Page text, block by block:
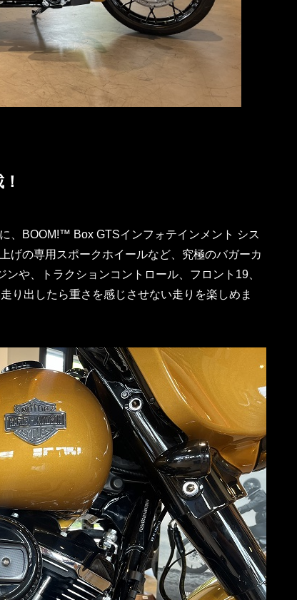
、BOOM!™ Box GTSインフォテインメント シス
げの専用スポークホイールなど、究極のバガーカ
や、トラクションコントロール、フロント19、
り出したら重さを感じさせない走りを楽しめま